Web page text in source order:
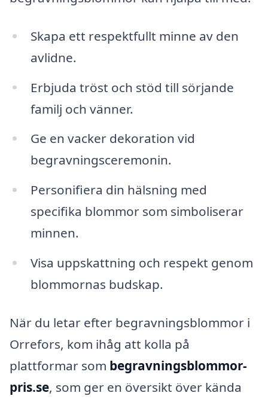
Skapa ett respektfullt minne av den
avlidne.
Erbjuda tröst och stöd till sörjande
familj och vänner.
Ge en vacker dekoration vid
begravningsceremonin.
Personifiera din hälsning med
specifika blommor som simboliserar
minnen.
Visa uppskattning och respekt genom
blommornas budskap.
När du letar efter begravningsblommor i
Orrefors, kom ihåg att kolla på
plattformar som begravningsblommor-
pris.se, som ger en översikt över kända